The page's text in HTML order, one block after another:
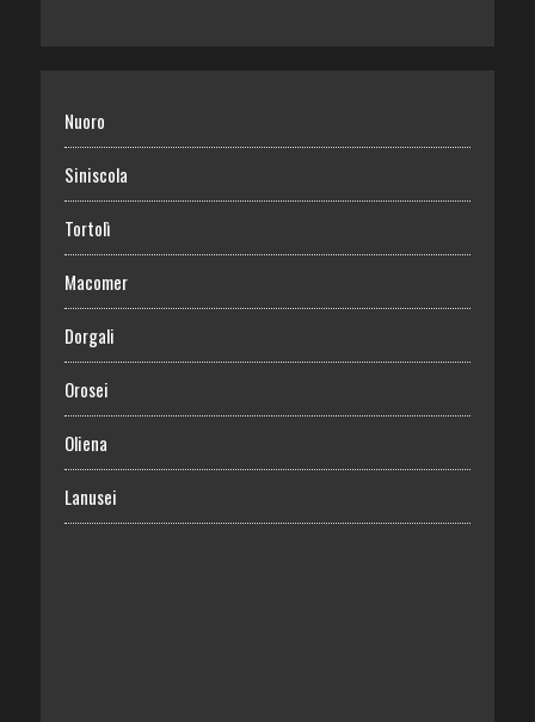
Nuoro
Siniscola
Tortolì
Macomer
Dorgali
Orosei
Oliena
Lanusei